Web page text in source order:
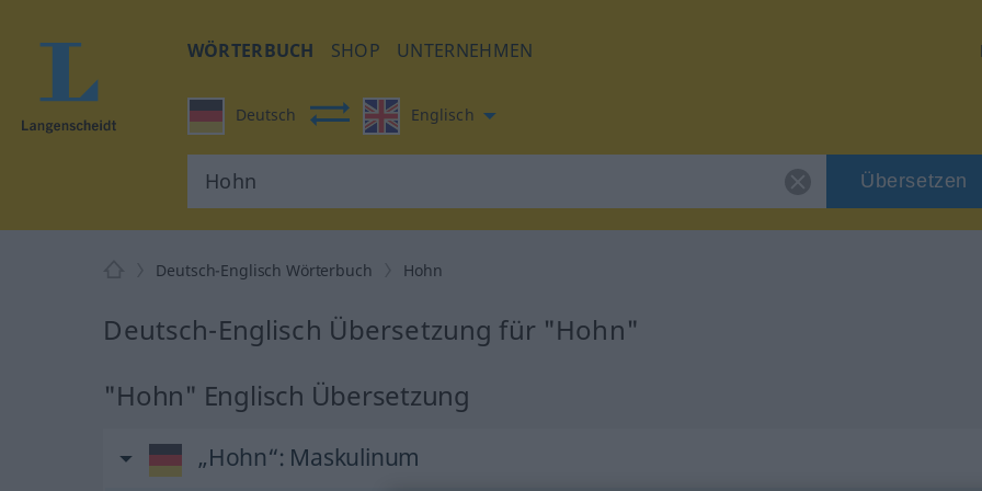
WÖRTERBUCH SHOP UNTERNEHMEN
Deutsch Englisch
Übersetzen
Deutsch-Englisch Wörterbuch Hohn
Deutsch-Englisch Übersetzung für "Hohn"
"Hohn" Englisch Übersetzung
„Hohn“: Maskulinum